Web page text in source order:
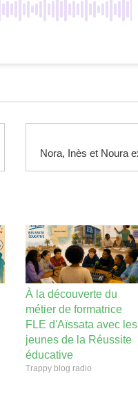
À la découverte du
métier de formatrice
FLE d'Aïssata avec les
jeunes de la Réussite
éducative
Trappy blog radio